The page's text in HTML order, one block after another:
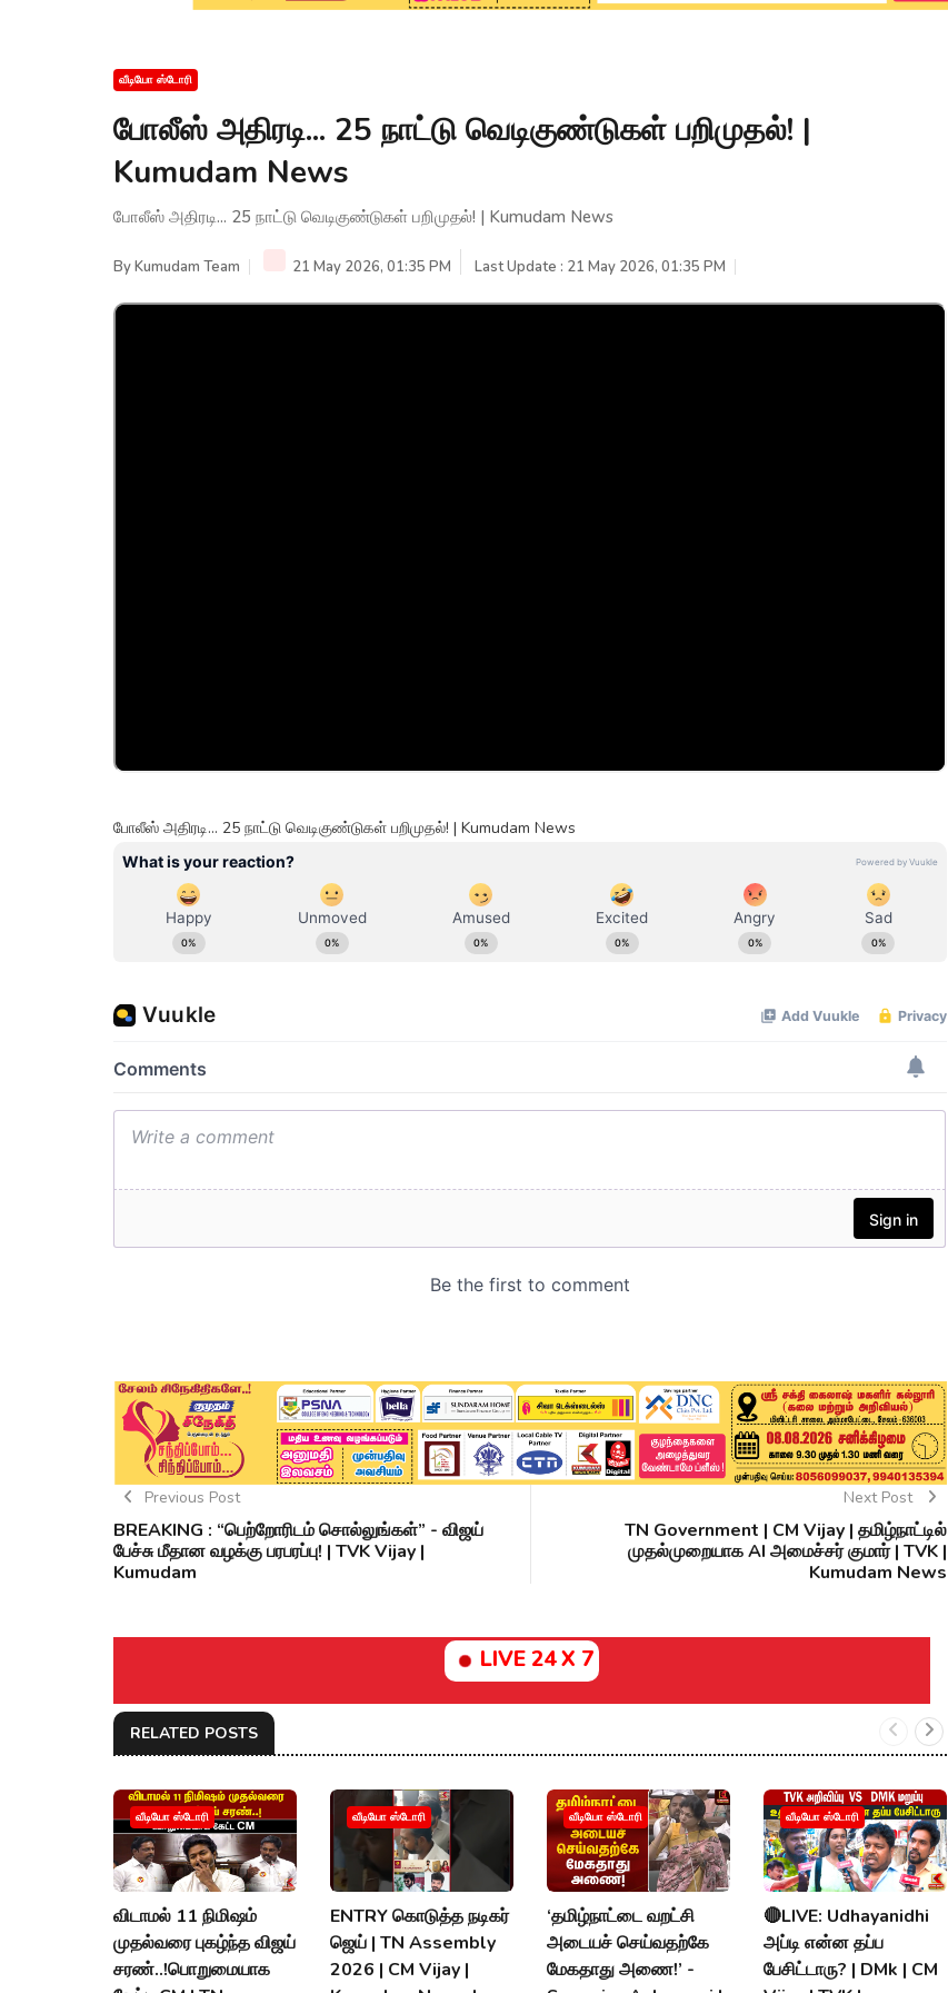
வீடியோ ஸ்டோரி
போலீஸ் அதிரடி... 25 நாட்டு வெடிகுண்டுகள் பறிமுதல்! |
Kumudam News
போலீஸ் அதிரடி... 25 நாட்டு வெடிகுண்டுகள் பறிமுதல்! | Kumudam News
ByKumudam Team 21 May 2026, 01:35 PM Last Update : 21 May 2026, 01:35 PM
போலீஸ் அதிரடி... 25 நாட்டு வெடிகுண்டுகள் பறிமுதல்! | Kumudam News
Previous Post
BREAKING : “பெற்றோரிடம் சொல்லுங்கள்” - விஜய்
பேச்சு மீதான வழக்கு பரபரப்பு! | TVK Vijay |
Kumudam
Next Post
TN Government | CM Vijay | தமிழ்நாட்டில்
முதல்முறையாக AI அமைச்சர் குமார் | TVK |
Kumudam News
LIVE 24 X 7
RELATED POSTS
வீடியோ ஸ்டோரி
விடாமல் 11 நிமிஷம்
முதல்வரை புகழ்ந்த விஜய்
சரண்..!பொறுமையாக
வீடியோ ஸ்டோரி
ENTRY கொடுத்த நடிகர்
ஜெய் | TN Assembly
2026 | CM Vijay |
வீடியோ ஸ்டோரி
‘தமிழ்நாட்டை வறட்சி
அடையச் செய்வதற்கே
மேகதாது அணை!’ -
வீடியோ ஸ்டோரி
🔴LIVE: Udhayanidhi
அப்டி என்ன தப்ப
பேசிட்டாரு? | DMk | CM